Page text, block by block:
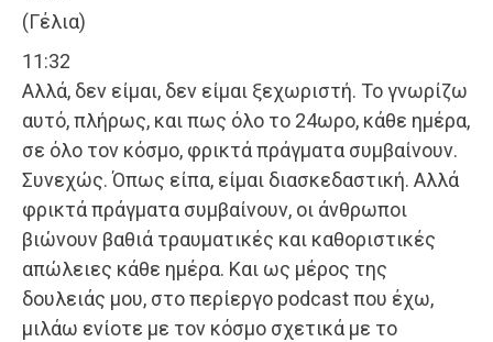
(Γέλια)
11:32
Αλλά, δεν είμαι, δεν είμαι ξεχωριστή. Το γνωρίζω
αυτό, πλήρως, και πως όλο το 24ωρο, κάθε ημέρα,
σε όλο τον κόσμο, φρικτά πράγματα συμβαίνουν.
Συνεχώς. Όπως είπα, είμαι διασκεδαστική. Αλλά
φρικτά πράγματα συμβαίνουν, οι άνθρωποι
βιώνουν βαθιά τραυματικές και καθοριστικές
απώλειες κάθε ημέρα. Και ως μέρος της
δουλειάς μου, στο περίεργο podcast που έχω,
μιλάω ενίοτε με τον κόσμο σχετικά με το